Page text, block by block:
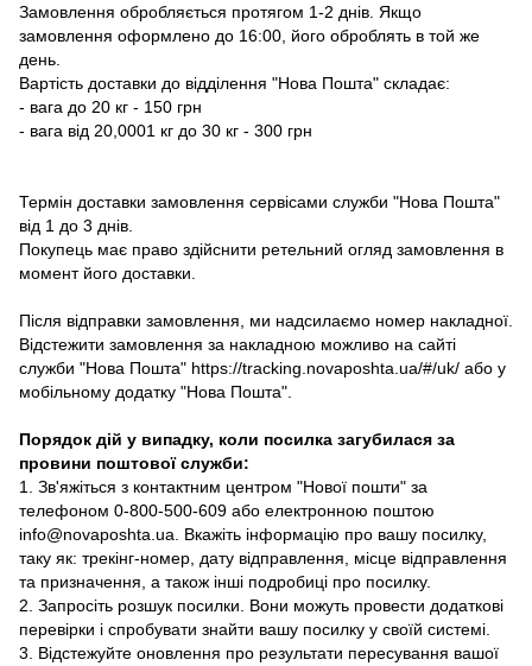
Замовлення обробляється протягом 1-2 днів. Якщо
замовлення оформлено до 16:00, його оброблять в той же
день.
Вартість доставки до відділення "Нова Пошта" складає:
- вага до 20 кг - 150 грн
- вага від 20,0001 кг до 30 кг - 300 грн
Термін доставки замовлення сервісами служби "Нова Пошта"
від 1 до 3 днів.
Покупець має право здійснити ретельний огляд замовлення в
момент його доставки.
Після відправки замовлення, ми надсилаємо номер накладної.
Відстежити замовлення за накладною можливо на сайті
служби "Нова Пошта" https://tracking.novaposhta.ua/#/uk/ або у
мобільному додатку "Нова Пошта".
Порядок дій у випадку, коли посилка загубилася за
провини поштової служби:
1. Зв'яжіться з контактним центром "Нової пошти" за
телефоном 0-800-500-609 або електронною поштою
info@novaposhta.ua. Вкажіть інформацію про вашу посилку,
таку як: трекінг-номер, дату відправлення, місце відправлення
та призначення, а також інші подробиці про посилку.
2. Запросіть розшук посилки. Вони можуть провести додаткові
перевірки і спробувати знайти вашу посилку у своїй системі.
3. Відстежуйте оновлення про результати пересування вашої